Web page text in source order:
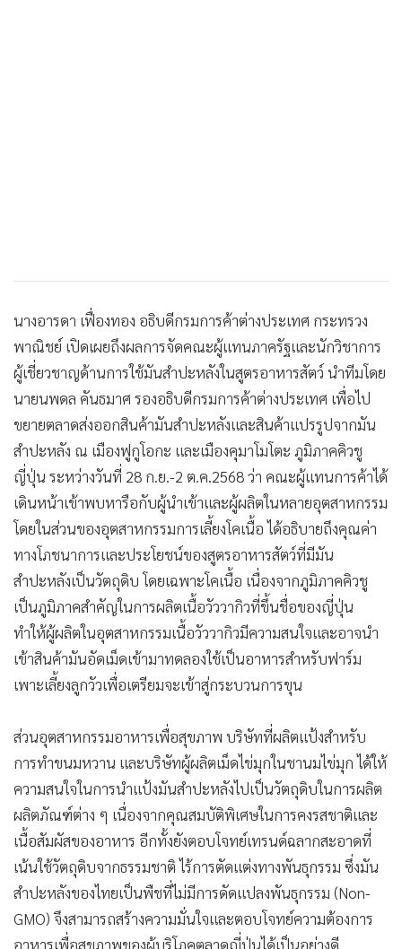
นางอารดา เฟื่องทอง อธิบดีกรมการค้าต่างประเทศ กระทรวง
พาณิชย์ เปิดเผยถึงผลการจัดคณะผู้แทนภาครัฐและนักวิชาการ
ผู้เชี่ยวชาญด้านการใช้มันสำปะหลังในสูตรอาหารสัตว์ นำทีมโดย
นายนพดล คันธมาศ รองอธิบดีกรมการค้าต่างประเทศ เพื่อไป
ขยายตลาดส่งออกสินค้ามันสำปะหลังและสินค้าแปรรูปจากมัน
สำปะหลัง ณ เมืองฟูกูโอกะ และเมืองคุมาโมโตะ ภูมิภาคคิวชู
ญี่ปุ่น ระหว่างวันที่ 28 ก.ย.-2 ต.ค.2568 ว่า คณะผู้แทนการค้าได้
เดินหน้าเข้าพบหารือกับผู้นำเข้าและผู้ผลิตในหลายอุตสาหกรรม
โดยในส่วนของอุตสาหกรรมการเลี้ยงโคเนื้อ ได้อธิบายถึงคุณค่า
ทางโภชนาการและประโยชน์ของสูตรอาหารสัตว์ที่มีมัน
สำปะหลังเป็นวัตถุดิบ โดยเฉพาะโคเนื้อ เนื่องจากภูมิภาคคิวชู
เป็นภูมิภาคสำคัญในการผลิตเนื้อวัววากิวที่ขึ้นชื่อของญี่ปุ่น
ทำให้ผู้ผลิตในอุตสาหกรรมเนื้อวัววากิวมีความสนใจและอาจนำ
เข้าสินค้ามันอัดเม็ดเข้ามาทดลองใช้เป็นอาหารสำหรับฟาร์ม
เพาะเลี้ยงลูกวัวเพื่อเตรียมจะเข้าสู่กระบวนการขุน
ส่วนอุตสาหกรรมอาหารเพื่อสุขภาพ บริษัทที่ผลิตแป้งสำหรับ
การทำขนมหวาน และบริษัทผู้ผลิตเม็ดไข่มุกในชานมไข่มุก ได้ให้
ความสนใจในการนำแป้งมันสำปะหลังไปเป็นวัตถุดิบในการผลิต
ผลิตภัณฑ์ต่าง ๆ เนื่องจากคุณสมบัติพิเศษในการคงรสชาติและ
เนื้อสัมผัสของอาหาร อีกทั้งยังตอบโจทย์เทรนด์ฉลากสะอาดที่
เน้นใช้วัตถุดิบจากธรรมชาติ ไร้การตัดแต่งทางพันธุกรรม ซึ่งมัน
สำปะหลังของไทยเป็นพืชที่ไม่มีการดัดแปลงพันธุกรรม (Non-
GMO) จึงสามารถสร้างความมั่นใจและตอบโจทย์ความต้องการ
อาหารเพื่อสุขภาพของผู้บริโภคตลาดญี่ปุ่นได้เป็นอย่างดี